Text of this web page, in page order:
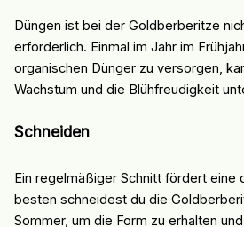
Düngen ist bei der Goldberberitze
erforderlich. Einmal im Jahr im
organischen Dünger zu versorgen,
Wachstum und die Blühfreudigkeit
Schneiden
Ein regelmäßiger Schnitt fördert eine
besten schneidest du die
Sommer, um die Form zu erhalten